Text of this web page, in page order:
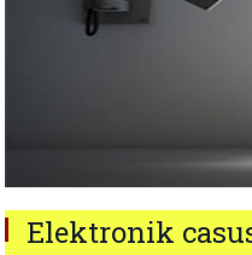
Elektronik